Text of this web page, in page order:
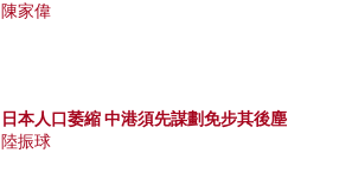
陳家偉
日本人口萎縮 中港須先謀劃免步其後塵
陸振球